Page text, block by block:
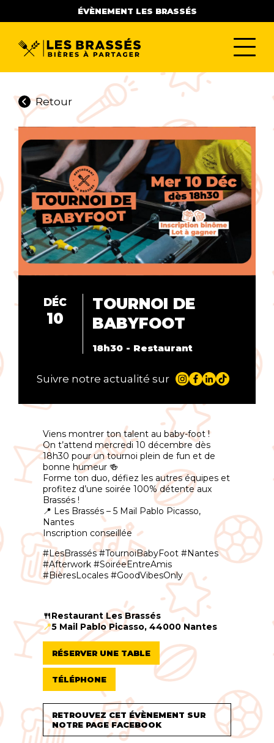
ÉVÈNEMENT LES BRASSÉS
Retour
DÉC
10
TOURNOI DE
BABYFOOT
18h30 - Restaurant
Suivre notre actualité sur
Viens montrer ton talent au baby-foot !
On t’attend mercredi 10 décembre dès
18h30 pour un tournoi plein de fun et de
bonne humeur 🍻
Forme ton duo, défiez les autres équipes et
profitez d’une soirée 100% détente aux
Brassés !
📍 Les Brassés – 5 Mail Pablo Picasso,
Nantes
Inscription conseillée
#LesBrassés #TournoiBabyFoot #Nantes
#Afterwork #SoiréeEntreAmis
#BièresLocales #GoodVibesOnly
🍴Restaurant Les Brassés
📍5 Mail Pablo Picasso, 44000 Nantes
RÉSERVER UNE TABLE
TÉLÉPHONE
RETROUVEZ CET ÉVÈNEMENT SUR
NOTRE PAGE FACEBOOK